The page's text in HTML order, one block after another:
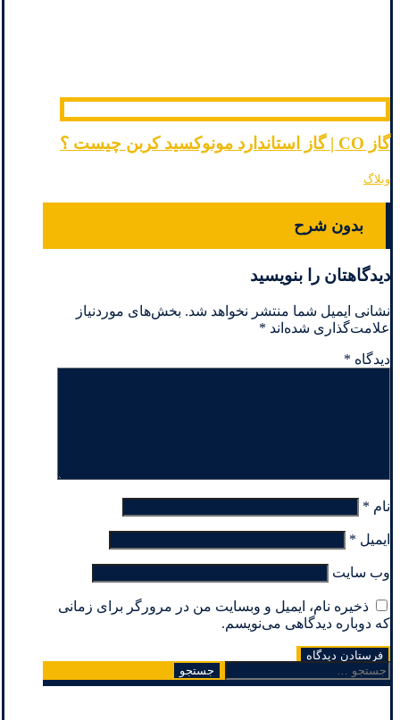
گاز CO | گاز استاندارد مونوکسید کربن چیست ؟
وبلاگ
بدون شرح
دیدگاهتان را بنویسید
نشانی ایمیل شما منتشر نخواهد شد. بخش‌های موردنیاز
علامت‌گذاری شده‌اند *
دیدگاه *
نام *
ایمیل *
وب‌ سایت
ذخیره نام، ایمیل و وبسایت من در مرورگر برای زمانی
که دوباره دیدگاهی می‌نویسم.
جستجو
برای: